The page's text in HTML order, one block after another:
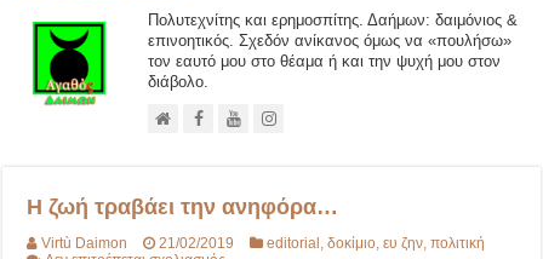
Πολυτεχνίτης και ερημοσπίτης. Δαήμων: δαιμόνιος &
επινοητικός. Σχεδόν ανίκανος όμως να «πουλήσω»
τον εαυτό μου στο θέαμα ή και την ψυχή μου στον
διάβολο.
Η ζωή τραβάει την ανηφόρα…
Virtù Daimon 21/02/2019 editorial ,δοκίμιο ,ευ ζην ,πολιτική